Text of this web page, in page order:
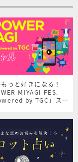
っと好きになる！
MIYAGI FES.
by TGC」スペ